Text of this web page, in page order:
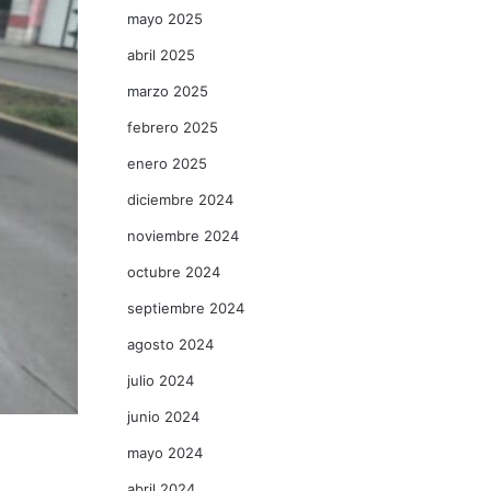
mayo 2025
abril 2025
marzo 2025
febrero 2025
enero 2025
diciembre 2024
noviembre 2024
octubre 2024
septiembre 2024
agosto 2024
julio 2024
junio 2024
mayo 2024